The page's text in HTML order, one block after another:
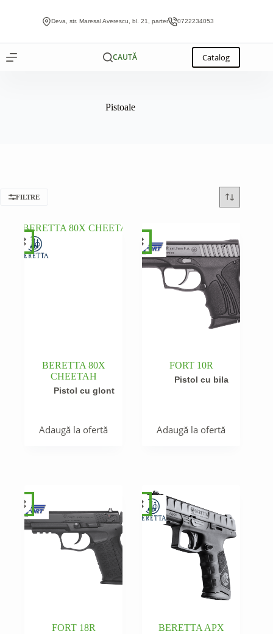
Deva, str. Maresal Averescu, bl. 21, parter 0722234053
CAUTĂ Catalog
Pistoale
FILTRE
BERETTA 80X
CHEETAH
Pistol cu glont
Adaugă la ofertă
FORT 10R
Pistol cu bila
Adaugă la ofertă
FORT 18R BERETTA APX